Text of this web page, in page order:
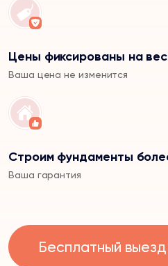
Цены фиксированы на
Ваша цена не изменится
Строим фундаменты
Ваша гарантия
Бесплатный